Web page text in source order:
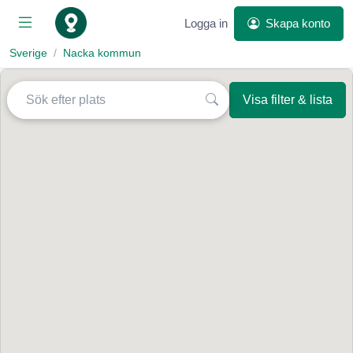
Logga in Skapa konto
Sverige Nacka kommun
Visa filter & lista